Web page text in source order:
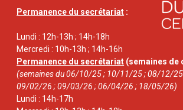
Permanence du secrétariat :
Lundi : 12h-13h ; 14h-18h
Mercredi : 10h-13h ; 14h-16h
Permanence du secrétariat (semaines de
(semaines du 06/10/25 ; 10/11/25 ; 08/12/
09/02/26 ; 09/03/26 ; 06/04/26 ; 18/05/26)
Lundi : 14h-17h